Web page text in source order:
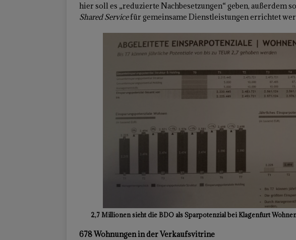
hier soll es „reduzierte Nachbesetzungen“ geben, außerdem
Shared Servicefür gemeinsame Dienstleistungen errichtet
2,7 Millionen sieht die BDO als Sparpotenzial bei Klagenfurt
678 Wohnungen in der Verkaufsvitrine